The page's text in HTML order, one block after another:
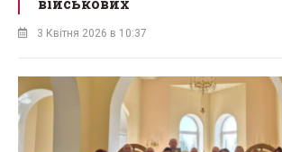
3 Квітня 2026 в 10:37